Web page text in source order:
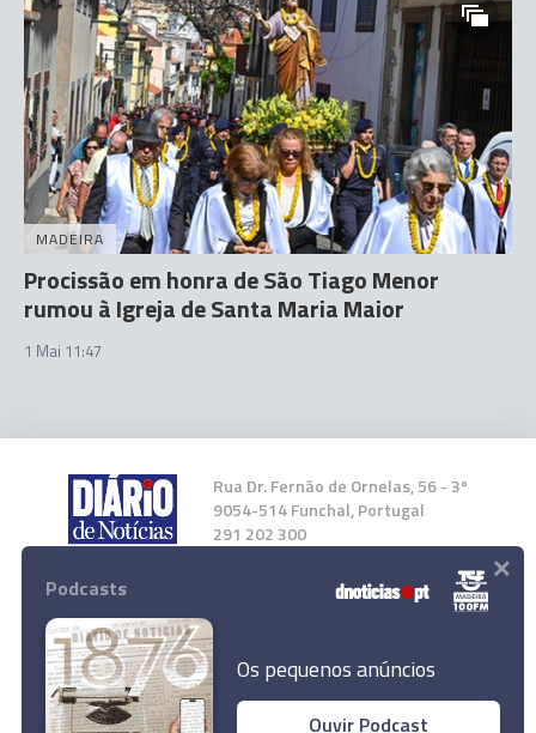
MADEIRA
Procissão em honra de São Tiago Menor
rumou à Igreja de Santa Maria Maior
1 Mai 11:47
Rua Dr. Fernão de Ornelas, 56 - 3º
9054-514 Funchal, Portugal
291 202 300
Instale a nossa App
Podcasts
Os pequenos anúncios
Ouvir Podcast
×